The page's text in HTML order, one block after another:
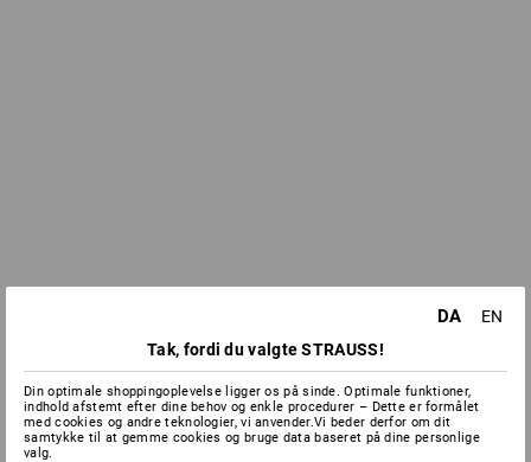
DA
EN
Tak, fordi du valgte STRAUSS!
Din optimale shoppingoplevelse ligger os på sinde. Optimale funktioner,
indhold afstemt efter dine behov og enkle procedurer – Dette er formålet
med cookies og andre teknologier, vi anvender.Vi beder derfor om dit
samtykke til at gemme cookies og bruge data baseret på dine personlige
valg.